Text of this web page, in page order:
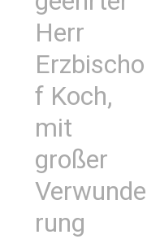
Herr
Erzbischo
f Koch,
mit
großer
Verwunde
rung